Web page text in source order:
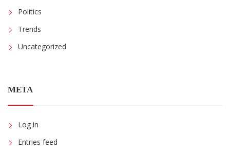
Politics
Trends
Uncategorized
META
Log in
Entries feed